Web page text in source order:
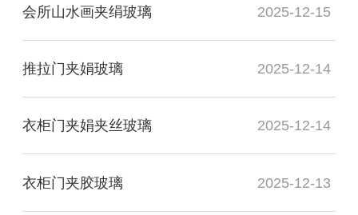
会所山水画夹绢玻璃 2025-12-15
推拉门夹娟玻璃 2025-12-14
衣柜门夹娟夹丝玻璃 2025-12-14
衣柜门夹胶玻璃 2025-12-13